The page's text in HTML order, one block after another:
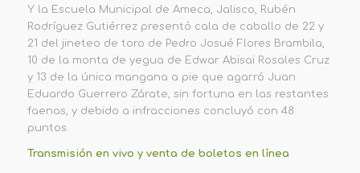
Y la Escuela M unicipal de Ameca, Jalisco, Rubén
Rodríguez Gutiérrez presentó cala de caballo de 22 y
21 del jineteo de toro de Pedro Josué Flores Brambila,
10 de la monta de yegua de Edwar Abisai Rosales Cruz
y 13 de la única mangana a pie que agarró Juan
Eduardo Guerrero Zárate, sin fortuna en las restantes
faenas, y debido a infracciones concluyó con 48
puntos.
Transmisión en vivo y venta de boletos en línea